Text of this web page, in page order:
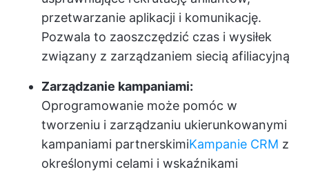
przetwarzanie aplikacji i komunikację.
Pozwala to zaoszczędzić czas i wysiłek
związany z zarządzaniem siecią afiliacyjną
Zarządzanie kampaniami:
Oprogramowanie może pomóc w
tworzeniu i zarządzaniu ukierunkowanymi
kampaniami partnerskimiKampanie CRM z
określonymi celami i wskaźnikami